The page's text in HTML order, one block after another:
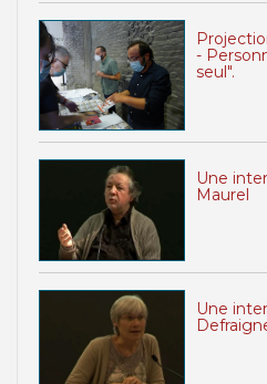
-
seul".
Une
Maurel
Une